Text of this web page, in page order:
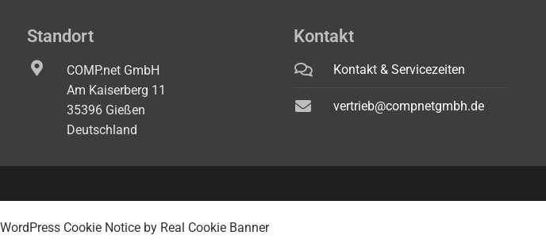
Standort
COMP.net GmbH
Am Kaiserberg 11
35396 Gießen
Deutschland
Kontakt
Kontakt & Servicezeiten
vertrieb@compnetgmbh.de
WordPress Cookie Notice by Real Cookie Banner